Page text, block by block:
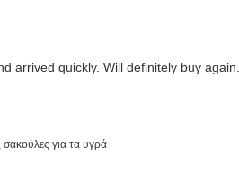
arrived quickly. Will definitely buy
σακούλες για τα υγρά